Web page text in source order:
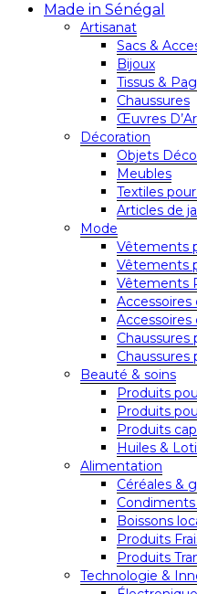
Made in Sénégal
Artisanat
Sacs &
Bijoux
Tissus &
Chaussures
Œuvres
Décoration
Objets
Meubles
Textiles
Articles de
Mode
Vêtements
Vêtements
Vêtements
Beauté & soins
Produits
Produits
Produits
Huiles &
Alimentation
Céréales &
Boissons
Produits
Produits
Technologie &